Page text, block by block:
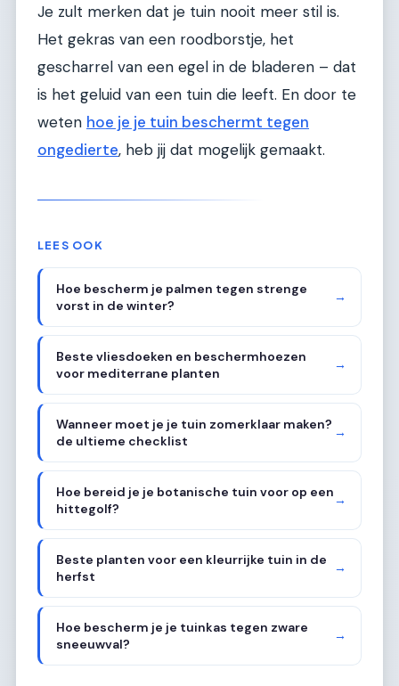
Je zult merken dat je tuin nooit meer stil is.
Het gekras van een roodborstje, het
gescharrel van een egel in de bladeren – dat
is het geluid van een tuin die leeft. En door te
weten hoe je je tuin beschermt tegen
ongedierte, heb jij dat mogelijk gemaakt.
LEES OOK
Hoe bescherm je palmen tegen strenge
vorst in de winter?
→
Beste vliesdoeken en beschermhoezen
voor mediterrane planten
→
Wanneer moet je je tuin zomerklaar maken?
de ultieme checklist
→
Hoe bereid je je botanische tuin voor op een
hittegolf?
→
Beste planten voor een kleurrijke tuin in de
herfst
→
Hoe bescherm je je tuinkas tegen zware
sneeuwval?
→